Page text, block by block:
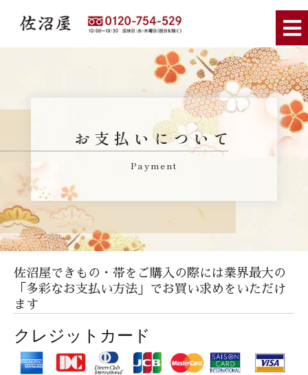
お支払いについて
Payment
佐沼屋できもの・帯をご購入の際には業界最大の
「多彩なお支払い方法」でお買い求めをいただけ
ます
クレジットカード